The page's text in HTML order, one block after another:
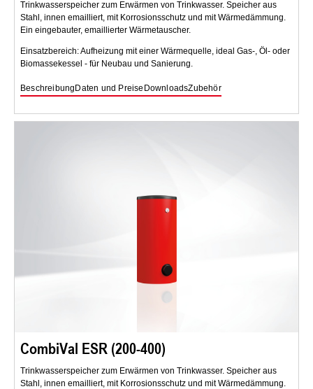
Trinkwasserspeicher zum Erwärmen von Trinkwasser. Speicher aus
Stahl, innen emailliert, mit Korrosionsschutz und mit Wärmedämmung.
Ein eingebauter, emaillierter Wärmetauscher.
Einsatzbereich: Aufheizung mit einer Wärmequelle, ideal Gas-, Öl- oder
Biomassekessel - für Neubau und Sanierung.
Beschreibung Daten und Preise DownloadsZubehör
CombiVal ESR (200-400)
Trinkwasserspeicher zum Erwärmen von Trinkwasser. Speicher aus
Stahl, innen emailliert, mit Korrosionsschutz und mit Wärmedämmung.